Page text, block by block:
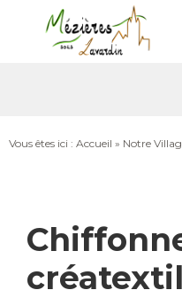
Vous êtes ici : Accueil » Notre